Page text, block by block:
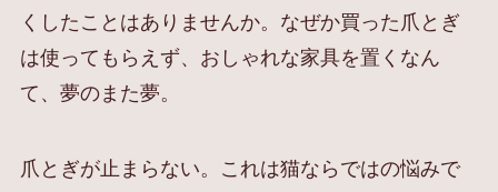
くしたことはありませんか。なぜか買った爪とぎ
は使ってもらえず、おしゃれな家具を置くなん
て、夢のまた夢。
爪とぎが止まらない。これは猫ならではの悩みで